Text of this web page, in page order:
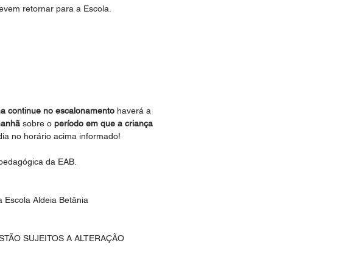
retornar para a Escola.
continue no escalonamento haverá a
sobre o período em que a criança
no horário acima informado!
da EAB.
Escola Aldeia Betânia
SUJEITOS A ALTERAÇÃO